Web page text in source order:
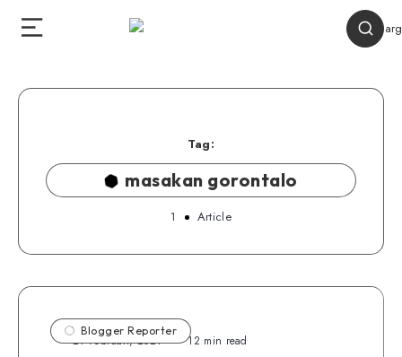
Tag:
masakan gorontalo
1 Article
Blogger Reporter
21 Februari, 2021 12 min read